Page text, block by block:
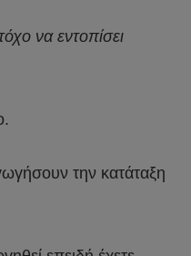
να εντοπίσει
την κατάταξη